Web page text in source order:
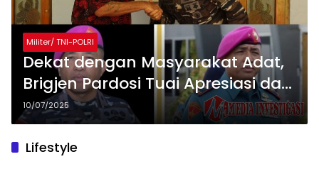
Militer/ TNI-POLRI
Dekat dengan Masyarakat Adat,
Brigjen Pardosi Tuai Apresiasi dari
Tokoh Papua
10/07/2025
Lifestyle